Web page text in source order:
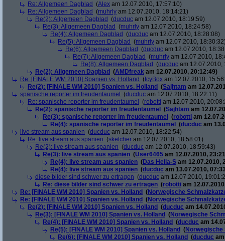
Re: Allgemeen Dagblad (Alex am 12.07.2010, 17:57:10)
Re: Allgemeen Dagblad (muhrly am 12.07.2010, 18:14:21)
Re(2): Allgemeen Dagblad (ducduc am 12.07.2010, 18:19:59)
Re(3): Allgemeen Dagblad (muhrly am 12.07.2010, 18:24:58)
Re(4): Allgemeen Dagblad (ducduc am 12.07.2010, 18:28:08)
Re(5): Allgemeen Dagblad (muhrly am 12.07.2010,
Re(6): Allgemeen Dagblad (ducduc am 12.07.2010,
Re(7): Allgemeen Dagblad (muhrly am 12.07.2010,
Re(8): Allgemeen Dagblad (ducduc am 12.07.2010,
Re(2): Allgemeen Dagblad (AMDfreak am 12.07.2010, 20:12:49)
Re: [FINALE WM 2010] Spanien vs. Holland ( IcyBox am 12.07.2010,
Re(2): [FINALE WM 2010] Spanien vs. Holland (Sajhtam am
spanische reporter im freudentaumel
(ducduc am 12.07.2010, 18:22:11)
Re: spanische reporter im freudentaumel
(robotti am 12.07.2010,
Re(2): spanische reporter im freudentaumel
(Sajhtam am
Re(3): spanische reporter im freudentaumel
(robotti am
Re(4): spanische reporter im freudentaumel
(ducduc am
live stream aus spanien (ducduc am 12.07.2010, 18:22:54)
Re: live stream aus spanien (sketcher am 12.07.2010, 18:58:01)
Re(2): live stream aus spanien (ducduc am 12.07.2010, 18:59:43)
Re(3): live stream aus spanien (User6465 am 12.07.2010,
Re(4): live stream aus spanien (Das Hella-S am 12.07.2010,
Re(4): live stream aus spanien (ducduc am 13.07.2010,
diese bilder sind schwer zu ertragen (ducduc am 12.07.2010,
Re: diese bilder sind schwer zu ertragen (robotti am
Re: [FINALE WM 2010] Spanien vs. Holland (Norwegische
Re: [FINALE WM 2010] Spanien vs. Holland (Norwegische
Re(2): [FINALE WM 2010] Spanien vs. Holland (ducduc am
Re(3): [FINALE WM 2010] Spanien vs. Holland (Norwegische
Re(4): [FINALE WM 2010] Spanien vs. Holland (ducduc am
Re(5): [FINALE WM 2010] Spanien vs. Holland (
Re(6): [FINALE WM 2010] Spanien vs. Holland (ducduc